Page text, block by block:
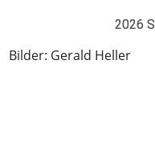
2026
Bilder: Gerald Heller